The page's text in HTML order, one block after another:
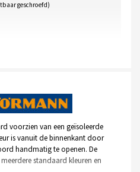
geschroefd)
voorzien van een geïsoleerde
is vanuit de binnenkant door
handmatig te openen. De
standaard kleuren en